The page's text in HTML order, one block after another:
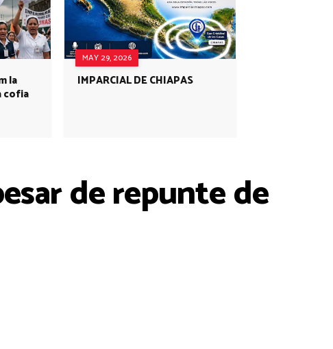
la
cofia
MAY 29, 2026
IMPARCIAL DE CHIAPAS
de repunte de